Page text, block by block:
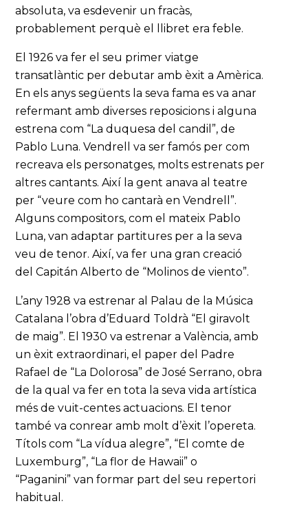
absoluta, va esdevenir un fracàs,
probablement perquè el llibret era feble.
El 1926 va fer el seu primer viatge
transatlàntic per debutar amb èxit a Amèrica.
En els anys següents la seva fama es va anar
refermant amb diverses reposicions i alguna
estrena com “La duquesa del candil”, de
Pablo Luna. Vendrell va ser famós per com
recreava els personatges, molts estrenats per
altres cantants. Així la gent anava al teatre
per “veure com ho cantarà en Vendrell”.
Alguns compositors, com el mateix Pablo
Luna, van adaptar partitures per a la seva
veu de tenor. Així, va fer una gran creació
del Capitán Alberto de “Molinos de viento”.
L’any 1928 va estrenar al Palau de la Música
Catalana l’obra d’Eduard Toldrà “El giravolt
de maig”. El 1930 va estrenar a València, amb
un èxit extraordinari, el paper del Padre
Rafael de “La Dolorosa” de José Serrano, obra
de la qual va fer en tota la seva vida artística
més de vuit-centes actuacions. El tenor
també va conrear amb molt d’èxit l’opereta.
Títols com “La vídua alegre”, “El comte de
Luxemburg”, “La flor de Hawaii” o
“Paganini” van formar part del seu repertori
habitual.